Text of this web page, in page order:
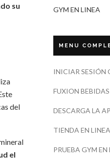
su
del
el
GYM EN LINEA
MENU
INICIAR SESIÓN
FUXION
DESCARGA LA
TIENDA EN LINEA
PRUEBA GYM EN